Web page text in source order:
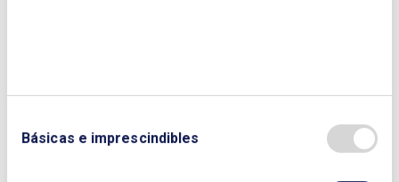
Básicas e imprescindibles